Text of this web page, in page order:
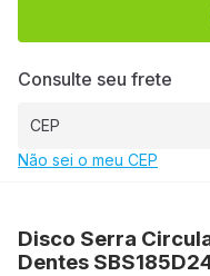
Consulte seu frete
Não sei o meu CEP
Disco Serra
Dentes